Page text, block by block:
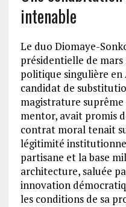
intenable
Le duo Diomaye-
présidentielle de mars
politique singulière en
candidat de
magistrature suprême
mentor, avait promis
contrat moral tenait
légitimité
partisane et la base
architecture, saluée
innovation
les conditions de sa